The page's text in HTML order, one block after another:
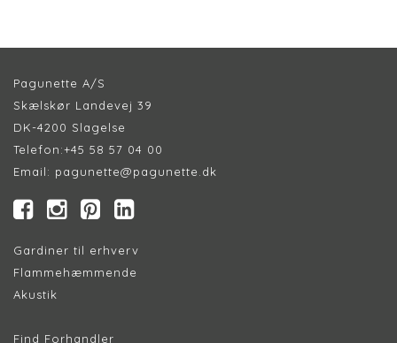
Pagunette A/S
Skælskør Landevej 39
DK-4200 Slagelse
Telefon:+45 58 57 04 00
Email: pagunette@pagunette.dk
Gardiner til erhverv
Flammehæmmende
Akustik
Find Forhandler